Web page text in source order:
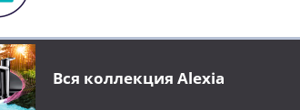
Вся коллекция Alexia